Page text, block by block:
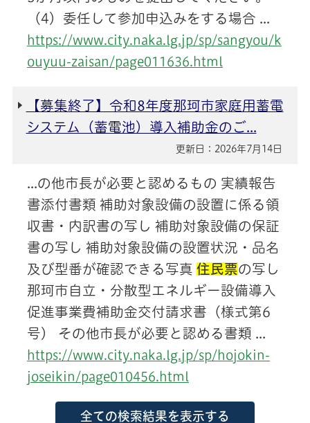
（4）委任して参加申込みをする場合 ...
https://www.city.naka.lg.jp/sp/sangyou/k
ouyuu-zaisan/page011636.html
【募集終了】令和8年度那珂市家庭用蓄電
システム（蓄電池）導入補助金のご...
更新日：2026年7月14日
...の他市長が必要と認めるもの 実績報告
書添付書類 補助対象設備の設置に係る領
収書・内訳書の写し 補助対象設備の保証
書の写し 補助対象設備の設置状況・品名
及び型番が確認できる写真 住民票の写し
那珂市自立・分散型エネルギー設備導入
促進事業費補助金交付請求書（様式第6
号） その他市長が必要と認める書類 ...
https://www.city.naka.lg.jp/sp/hojokin-
joseikin/page010456.html